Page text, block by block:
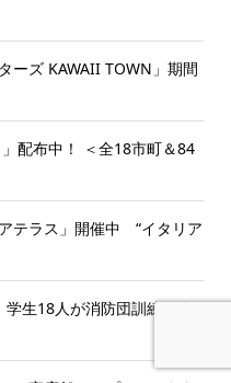
ーズ KAWAII TOWN」期間
配布中！ ＜全18市町＆84
テラス」開催中 “イタリア
学生18人が消防団訓練を体